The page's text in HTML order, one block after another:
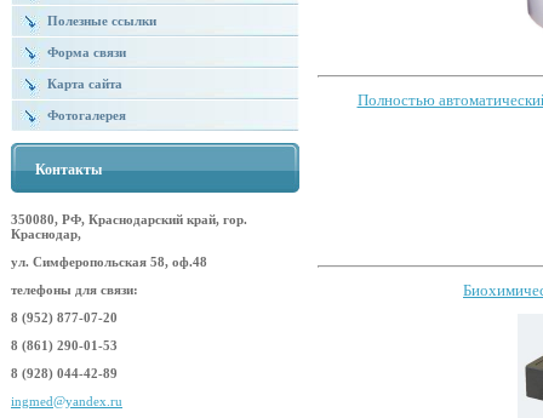
Полезные ссылки
Форма связи
Карта сайта
Фотогалерея
Контакты
350080, РФ, Краснодарский край, гор.
Краснодар,
ул. Симферопольская 58, оф.48
телефоны для связи:
8 (952) 877-07-20
8 (861) 290-01-53
8 (928) 044-42-89
ingmed@yandex.ru
Полностью